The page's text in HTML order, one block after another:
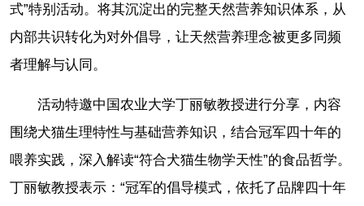
式”特别活动。将其沉淀出的完整天然营养知识体系，从
内部共识转化为对外倡导，让天然营养理念被更多同频
者理解与认同。
活动特邀中国农业大学丁丽敏教授进行分享，内容
围绕犬猫生理特性与基础营养知识，结合冠军四十年的
喂养实践，深入解读“符合犬猫生物学天性”的食品哲学。
丁丽敏教授表示：“冠军的倡导模式，依托了品牌四十年